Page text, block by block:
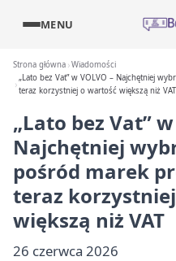
MENU
Strona główna Wiadomości
„Lato bez Vat” w VOLVO – Najchętniej
teraz korzystniej o wartość większą niż VAT
„Lato bez Vat” w
Najchętniej
pośród marek
teraz
większą niż VAT
26 czerwca 2026